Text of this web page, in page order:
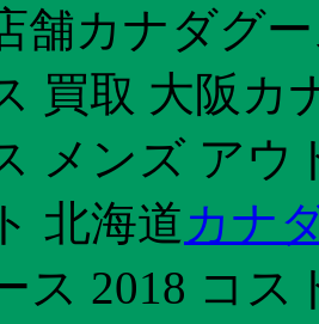
舗カナダグ
買取 大阪カ
メンズ アウ
北海道カナ
ス 2018 コ